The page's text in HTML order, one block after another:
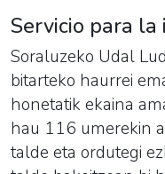
Servicio para la
Soraluzeko Udal
bitarteko haurrei
honetatik ekaina
hau 116 umerekin
talde eta ordutegi